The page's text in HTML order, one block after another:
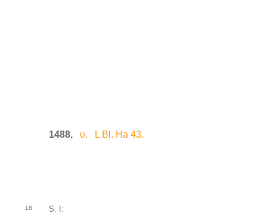
1488. υ. L Bl. Ha 43.
18 S. I: